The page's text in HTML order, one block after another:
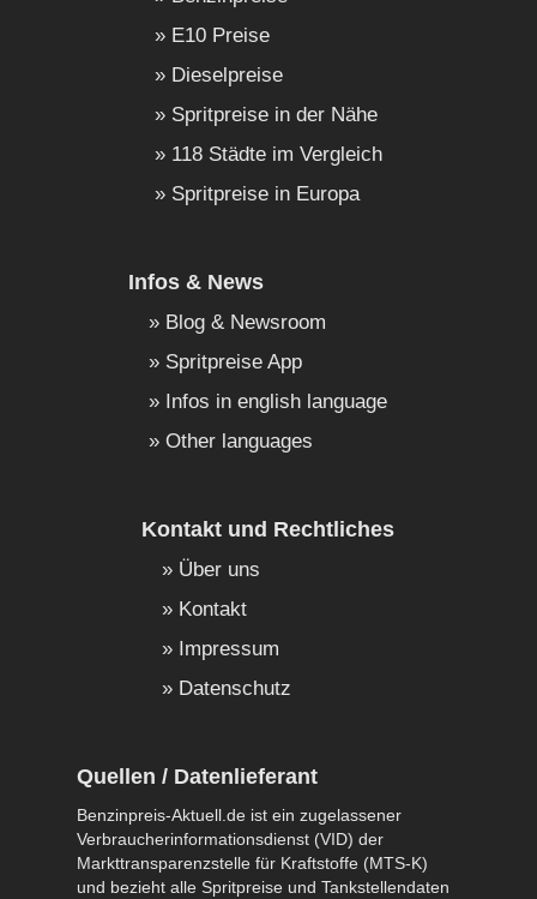
E10 Preise
Dieselpreise
Spritpreise in der Nähe
118 Städte im Vergleich
Spritpreise in Europa
Infos & News
Blog & Newsroom
Spritpreise App
Infos in english language
Other languages
Kontakt und Rechtliches
Über uns
Kontakt
Impressum
Datenschutz
Quellen / Datenlieferant
Benzinpreis-Aktuell.de ist ein zugelassener
Verbraucherinformationsdienst (VID) der
Markttransparenzstelle für Kraftstoffe (MTS-K)
und bezieht alle Spritpreise und Tankstellendaten